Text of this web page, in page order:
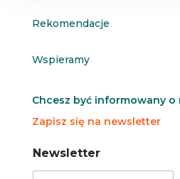
Rekomendacje
Wspieramy
Chcesz być informowany o
Zapisz się na newsletter
N
N
Newsletter